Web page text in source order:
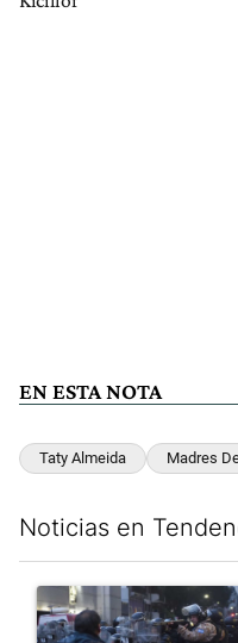
EN ESTA NOTA
Taty Almeida Madres
Noticias en
Un artículo de